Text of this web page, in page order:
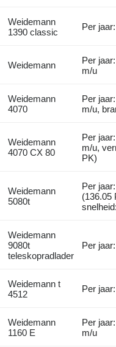
Weidemann
1390 classic
Per
Weidemann
Per
m/u
Weidemann
4070
Per
m/u,
Weidemann
4070 CX 80
Per
m/u,
PK)
Weidemann
5080t
Per
(136.05
Weidemann
9080t
teleskopradlader
Per
Weidemann t
4512
Per
Weidemann
1160 E
Per
m/u